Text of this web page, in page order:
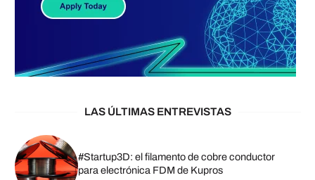
LAS ÚLTIMAS ENTREVISTAS
#Startup3D: el filamento de cobre conductor
para electrónica FDM de Kupros